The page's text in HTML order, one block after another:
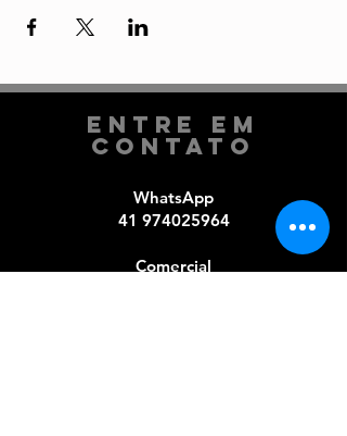
Entre em
Contato
WhatsApp
41 974025964
Comercial​